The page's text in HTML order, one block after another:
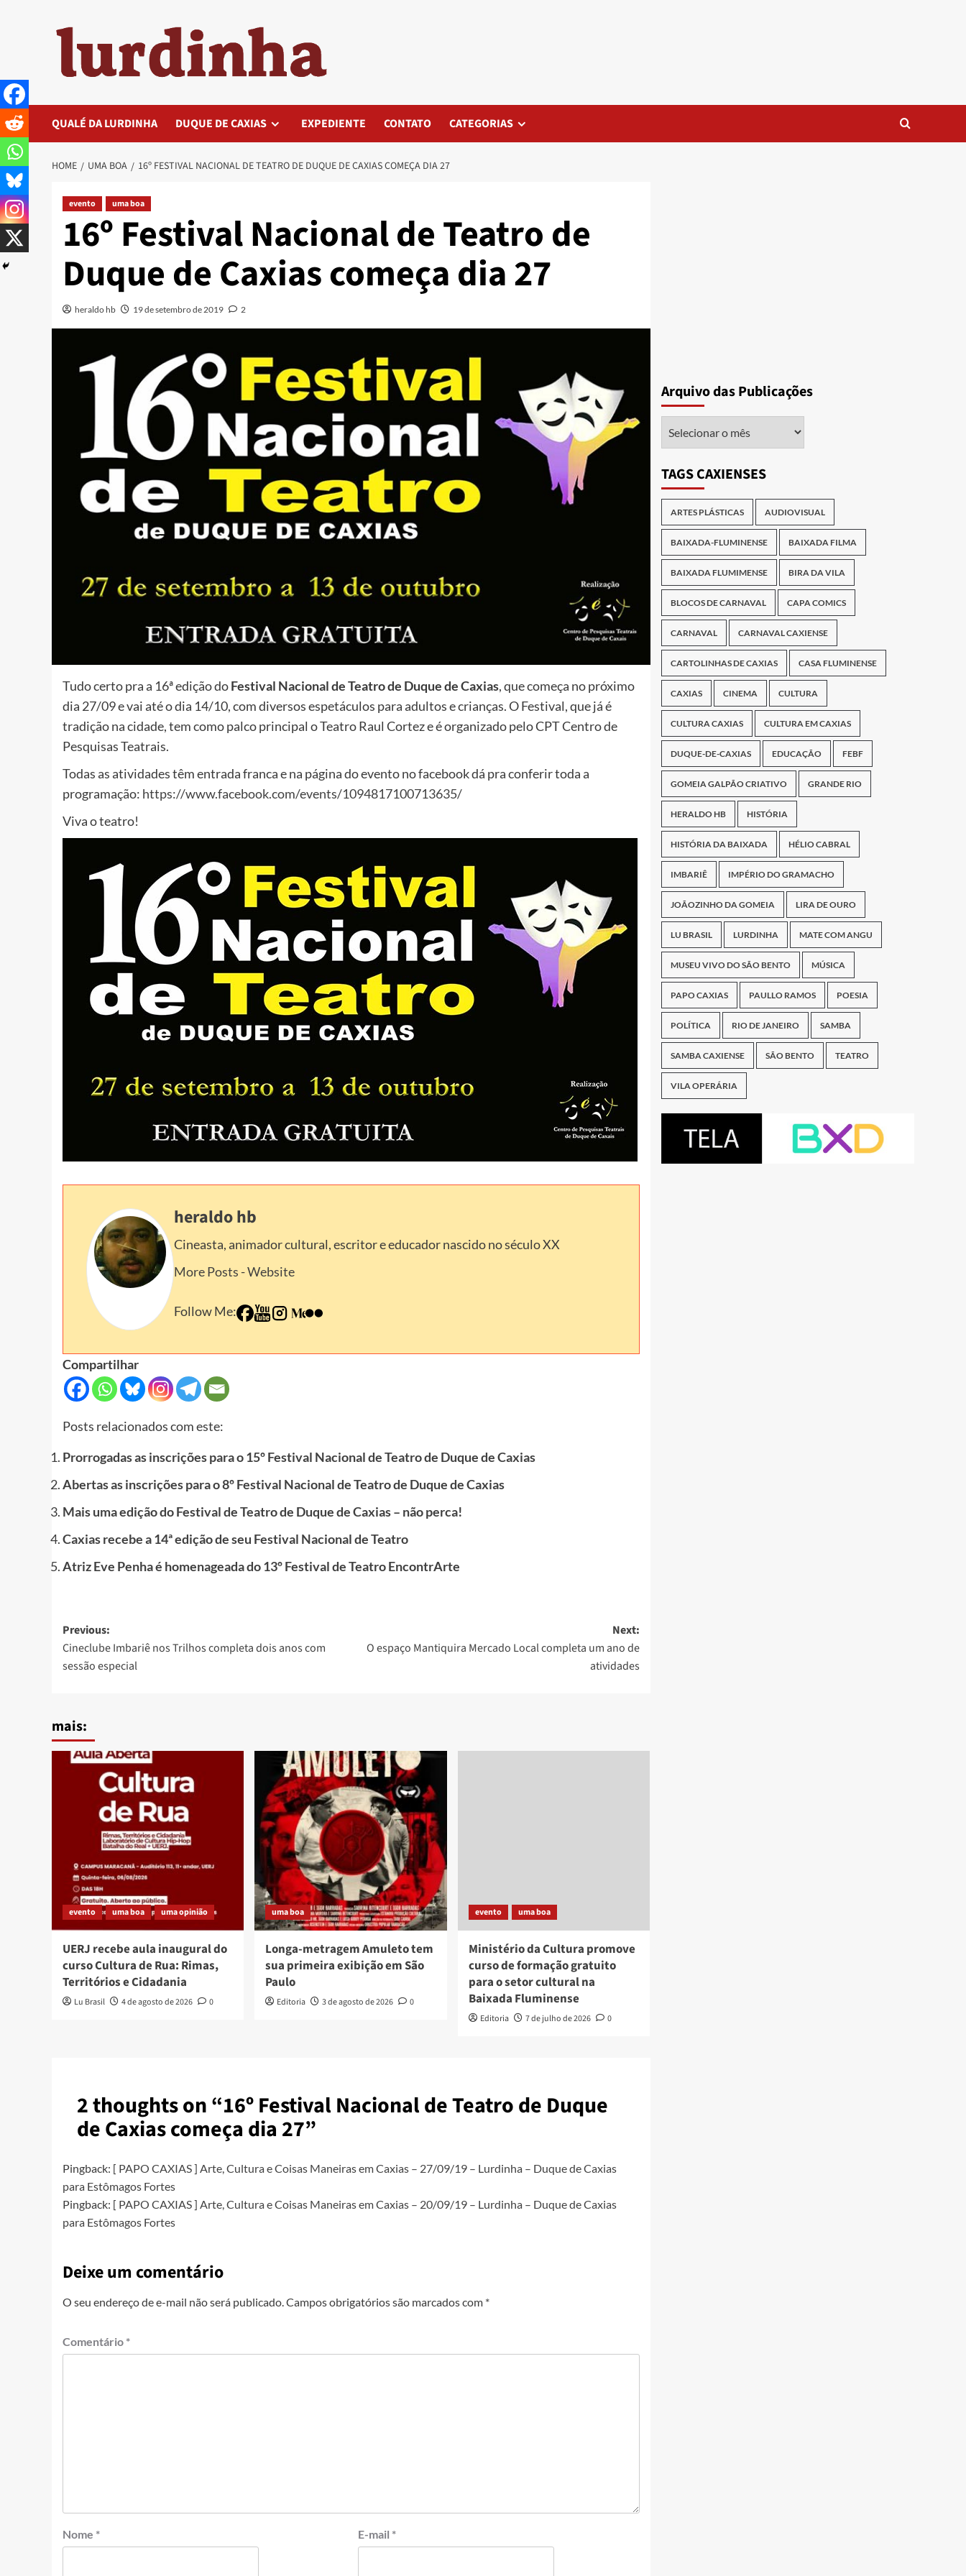
QUALÉ DA LURDINHA DUQUE DE CAXIAS EXPEDIENTE CONTATO CATEGORIAS
HOME UMA BOA 16º FESTIVAL NACIONAL DE TEATRO DE DUQUE DE CAXIAS COMEÇA DIA 27
evento uma boa
16º Festival Nacional de Teatro de
Duque de Caxias começa dia 27
heraldo hb 19 de setembro de 2019 2
Tudo certo pra a 16ª edição doFestival Nacional de Teatro de Duque de Caxias, que começa no próximo
dia 27/09 e vai até o dia 14/10, com diversos espetáculos para adultos e crianças. O Festival, que já é
tradição na cidade, tem como palco principal o Teatro Raul Cortez e é organizado pelo CPT Centro de
Pesquisas Teatrais.
Todas as atividades têm entrada franca e na página do evento no facebook dá pra conferir toda a
programação: https://www.facebook.com/events/1094817100713635/
Viva o teatro!
heraldo hb
Cineasta, animador cultural, escritor e educador nascido no século XX
More Posts -Website
Follow Me:
Compartilhar
Posts relacionados com este:
Prorrogadas as inscrições para o 15º Festival Nacional de Teatro de Duque de Caxias
Abertas as inscrições para o 8º Festival Nacional de Teatro de Duque de Caxias
Mais uma edição do Festival de Teatro de Duque de Caxias – não perca!
Caxias recebe a 14ª edição de seu Festival Nacional de Teatro
Atriz Eve Penha é homenageada do 13º Festival de Teatro EncontrArte
Post
navigation
Previous:
Cineclube Imbariê nos Trilhos completa dois anos com
sessão especial
Next:
O espaço Mantiquira Mercado Local completa um ano de
atividades
mais:
evento uma boa uma opinião
UERJ recebe aula inaugural do
curso Cultura de Rua: Rimas,
Territórios e Cidadania
Lu Brasil 4 de agosto de 2026 0
uma boa
Longa-metragem Amuleto tem
sua primeira exibição em São
Paulo
Editoria 3 de agosto de 2026 0
evento uma boa
Ministério da Cultura promove
curso de formação gratuito
para o setor cultural na
Baixada Fluminense
Editoria 7 de julho de 2026 0
2 thoughts on “16º Festival Nacional de Teatro de Duque
de Caxias começa dia 27”
Pingback: [ PAPO CAXIAS ] Arte, Cultura e Coisas Maneiras em Caxias – 27/09/19 – Lurdinha – Duque de Caxias
para Estômagos Fortes
Pingback: [ PAPO CAXIAS ] Arte, Cultura e Coisas Maneiras em Caxias – 20/09/19 – Lurdinha – Duque de Caxias
para Estômagos Fortes
Deixe um comentário
O seu endereço de e-mail não será publicado.Campos obrigatórios são marcados com *
Comentário *
Nome * E-mail *
Arquivo das Publicações
TAGS CAXIENSES
ARTES PLÁSTICAS AUDIOVISUAL
BAIXADA-FLUMINENSE BAIXADA FILMA
BAIXADA FLUMIMENSE BIRA DA VILA
BLOCOS DE CARNAVAL CAPA COMICS
CARNAVAL CARNAVAL CAXIENSE
CARTOLINHAS DE CAXIAS CASA FLUMINENSE
CAXIAS CINEMA CULTURA
CULTURA CAXIAS CULTURA EM CAXIAS
DUQUE-DE-CAXIAS EDUCAÇÃO FEBF
GOMEIA GALPÃO CRIATIVO GRANDE RIO
HERALDO HB HISTÓRIA
HISTÓRIA DA BAIXADA HÉLIO CABRAL
IMBARIÊ IMPÉRIO DO GRAMACHO
JOÃOZINHO DA GOMEIA LIRA DE OURO
LU BRASIL LURDINHA MATE COM ANGU
MUSEU VIVO DO SÃO BENTO MÚSICA
PAPO CAXIAS PAULLO RAMOS POESIA
POLÍTICA RIO DE JANEIRO SAMBA
SAMBA CAXIENSE SÃO BENTO TEATRO
VILA OPERÁRIA